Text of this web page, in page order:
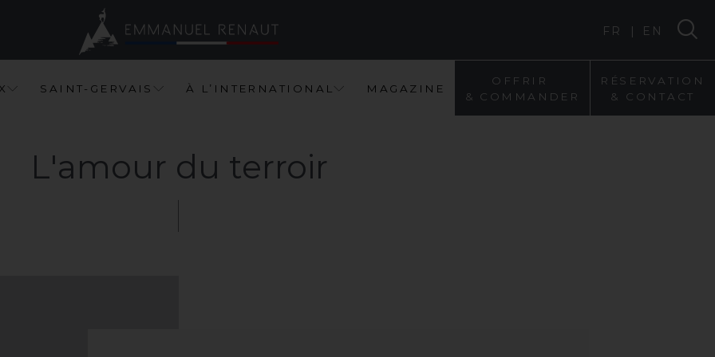
X S A I N T- G E RV A I S À L ’ I N T E R N A T I O N A L M A G A Z I N E
O F F R I R
&
C O M M A N D E R
R É S E RV A T I O N
&
C O NT A CT
FR | EN
L'amour du terroir